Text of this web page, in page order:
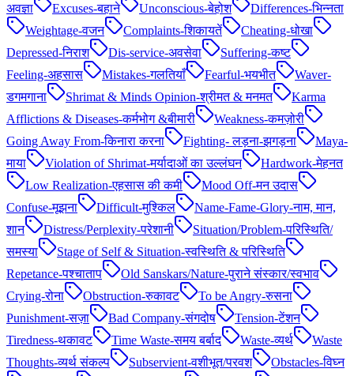
अवज्ञा
Excuses-बहाने Unconscious-बेहोश
Differences-भिन्नता
Weightage-वजन
Complaints-शिकायतें
Cheating-धोखा
Depressed-निराश
Dis-service-अवसेवा
Suffering-कष्ट
Feeling-अहसास
Mistakes-गलतियाँ Fearful-भयभीत
Waver-
डगमगाना
Shrimat & Minds Opinion-श्रीमत & मनमत
Karma
Afflictions & Diseases-कर्मभोग &बीमारी
Weakness-कमज़ोरी
Going Away From-किनारा करना
Fighting- लड़ना-झगड़ना
Maya-
माया
Violation of Shrimat-मर्यादाओं का उल्लंघन
Hardwork-मेहनत
Low Realization-एहसास की कमी
Mood Off-मन उदास
Confuse-मूझना
Difficult-मुश्किल
Name-Fame-Glory-नाम, मान,
शान
Distress/Perplexity-परेशानी
Situation/Problem-परिस्थिति/
समस्या
Stage of Self & Situation-स्वस्थिति & परिस्थिति
Repetance-पश्चाताप
Old Sanskars/Nature-पुराने संस्कार/स्वभाव
Crying-रोना
Obstruction-रुकावट
To be Angry-रुसना
Punishment-सज़ा
Bad Company-संगदोष
Tension-टेंशन
Tiredness-थकावट
Time Waste-समय बर्बाद Waste-व्यर्थ
Waste
Thoughts-व्यर्थ संकल्प
Subservient-वशीभूत/परवश
Obstacles-विघ्न